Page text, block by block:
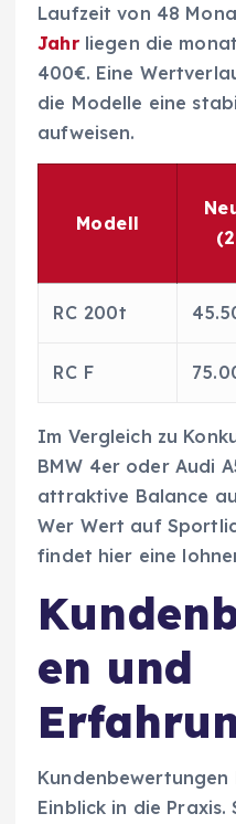
Laufzeit von 48
Jahrliegen die
400€. Eine
die Modelle eine
aufweisen.
Modell
RC 200t
RC F
Im Vergleich zu
BMW 4er oder Audi
attraktive Balance
Wer Wert auf
findet hier eine
en und
Einblick in die Praxis.